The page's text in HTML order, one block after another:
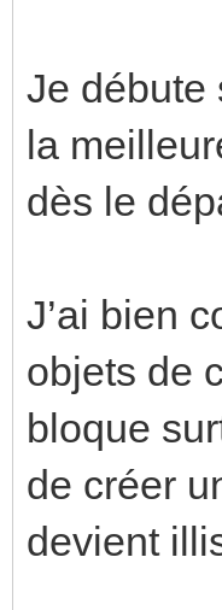
Je débute
la
dès le
J’ai bien
objets de
bloque
de créer
devient